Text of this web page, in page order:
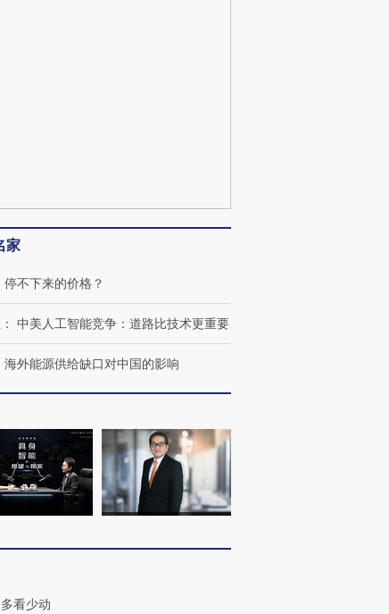
吸金
城独占
家
停不下来的价格？
： 中美人工智能竞争：道路比技术更重要
海外能源供给缺口对中国的影响
多看少动